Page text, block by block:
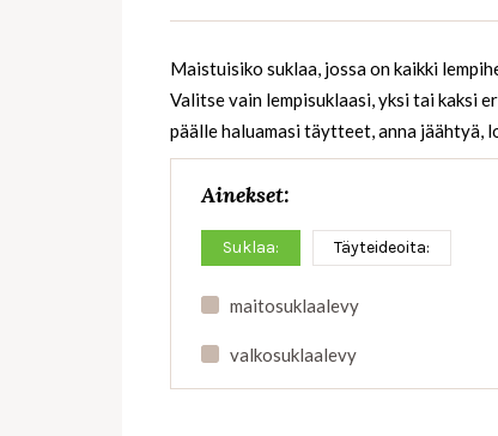
Maistuisiko suklaa, jossa on kaikki
Valitse vain lempisuklaasi, yksi tai kaksi
päälle haluamasi täytteet, anna jäähtyä,
Ainekset:
Suklaa: Täyteideoita:
maitosuklaalevy
valkosuklaalevy